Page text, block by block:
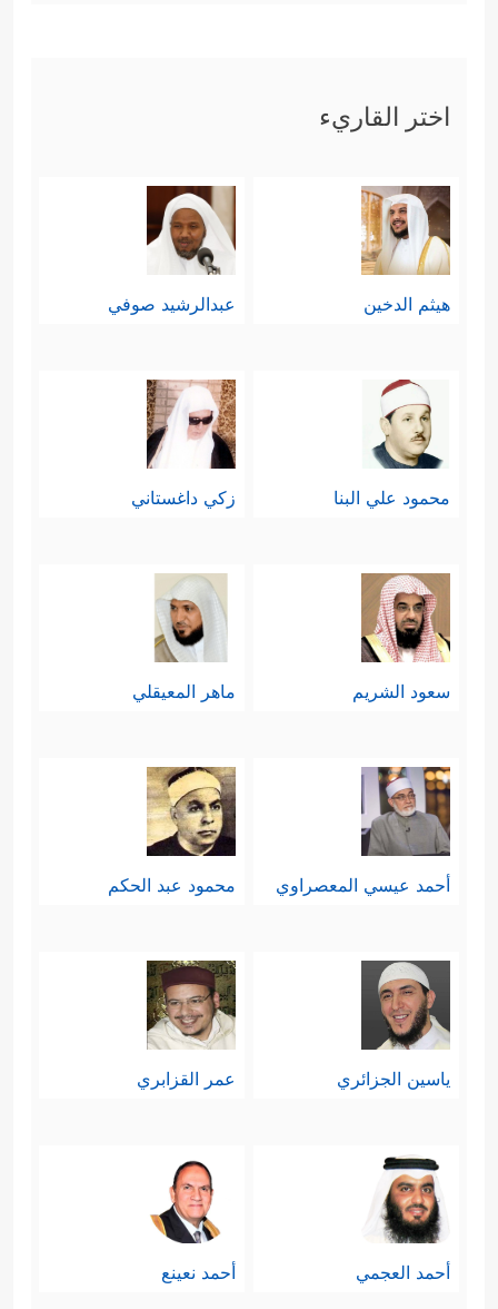
اختر القاريء
هيثم الدخين عبدالرشيد صوفي
محمود علي البنا زكي داغستاني
سعود الشريم ماهر المعيقلي
أحمد عيسي المعصراوي محمود عبد الحكم
ياسين الجزائري عمر القزابري
أحمد العجمي أحمد نعينع